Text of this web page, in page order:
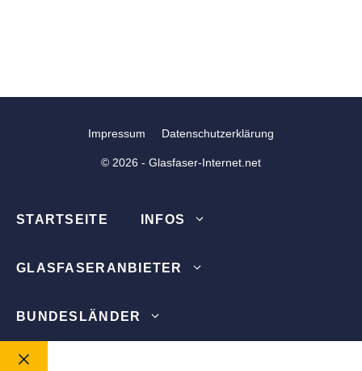
Impressum Datenschutzerklärung
© 2026 - Glasfaser-Internet.net
STARTSEITE INFOS
GLASFASERANBIETER
BUNDESLÄNDER